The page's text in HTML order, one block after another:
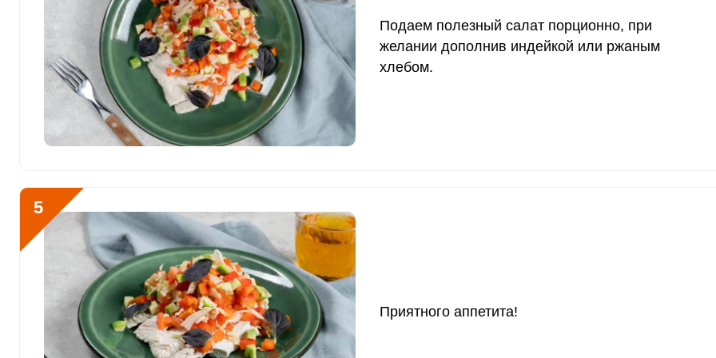
41.7 мкг
7.3 мкг 1.6
Цинк 2.4 мг 12 мг
153 мкг
Ванадий 3 мкг
Подаем полезный салат порционно, при
желании дополнив индейкой или ржаным
хлебом.
5
Приятного аппетита!